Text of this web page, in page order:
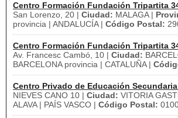
Centro Formación Fundación Tripartita
San Lorenzo, 20 | Ciudad: MALAGA |
provincia | ANDALUCÍA | Código Postal:
Centro Formación Fundación Tripartita
Av. Francesc Cambó, 10 | Ciudad:
BARCELONA provincia | CATALUÑA |
Centro Privado de Educación
NIEVES CANO 10 | Ciudad: VITORIA
ALAVA | PAÍS VASCO | Código Postal: